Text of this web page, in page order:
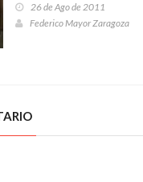
26 de Ago de 2011
Federico Mayor Zaragoza